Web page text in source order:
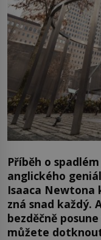
Příběh o
anglického
Isaaca Newtona
zná snad každý.
bezděčně
můžete